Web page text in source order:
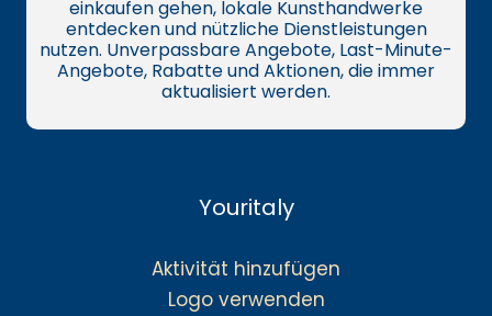
einkaufen gehen, lokale Kunsthandwerke
entdecken und nützliche Dienstleistungen
nutzen. Unverpassbare Angebote, Last-Minute-
Angebote, Rabatte und Aktionen, die immer
aktualisiert werden.
Youritaly
Aktivität hinzufügen
Logo verwenden